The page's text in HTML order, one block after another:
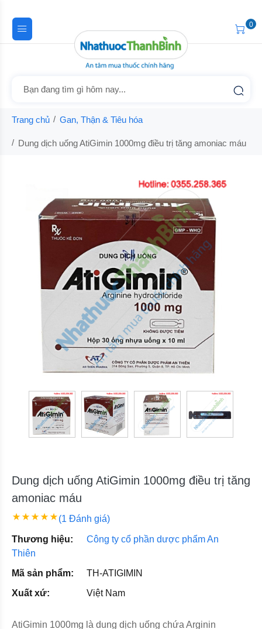
0
Trang chủ Gan, Thận & Tiêu hóa
Dung dịch uống AtiGimin 1000mg điều trị tăng amoniac máu
Dung dịch uống AtiGimin 1000mg điều trị tăng
amoniac máu
(1 Đánh giá)
Thương hiệu:
Công ty cổ phần dược phẩm An
Thiên
Mã sản phẩm:
TH-ATIGIMIN
Xuất xứ:
Việt Nam
AtiGimin 1000mg là dung dịch uống chứa Arginin